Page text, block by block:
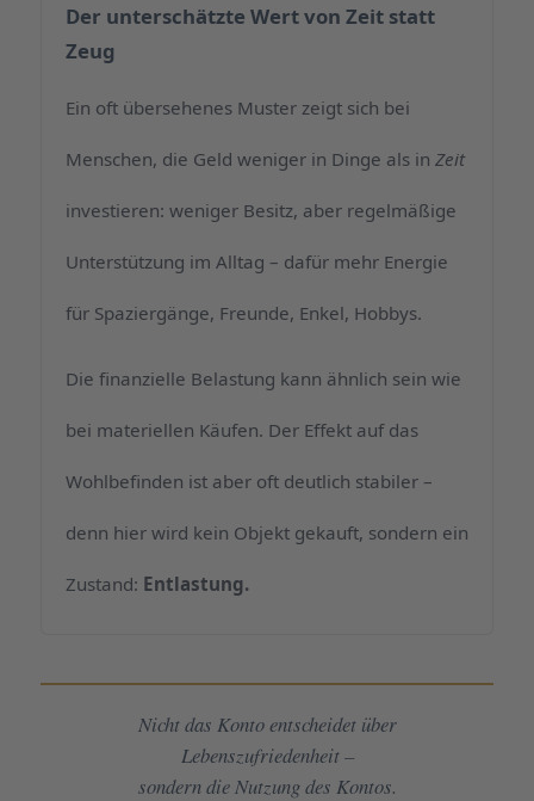
Der unterschätzte Wert von Zeit statt
Zeug
Ein oft übersehenes Muster zeigt sich bei
Menschen, die Geld weniger in Dinge als in Zeit
investieren: weniger Besitz, aber regelmäßige
Unterstützung im Alltag – dafür mehr Energie
für Spaziergänge, Freunde, Enkel, Hobbys.
Die finanzielle Belastung kann ähnlich sein wie
bei materiellen Käufen. Der Effekt auf das
Wohlbefinden ist aber oft deutlich stabiler –
denn hier wird kein Objekt gekauft, sondern ein
Zustand: Entlastung.
Nicht das Konto entscheidet über
Lebenszufriedenheit –
sondern die Nutzung des Kontos.